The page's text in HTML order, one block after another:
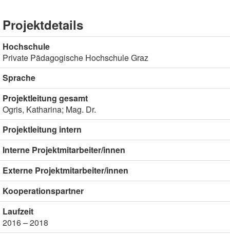
Projektdetails
Hochschule
Private Pädagogische Hochschule Graz
Sprache
Projektleitung gesamt
Ogris, Katharina; Mag. Dr.
Projektleitung intern
Interne Projektmitarbeiter/innen
Externe Projektmitarbeiter/innen
Kooperationspartner
Laufzeit
2016 – 2018